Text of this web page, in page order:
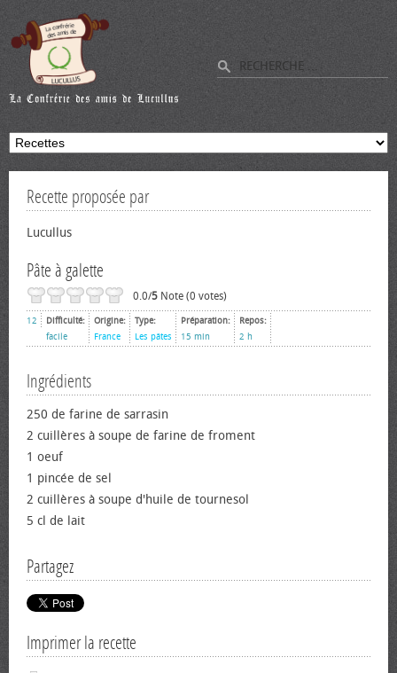
Recette proposée par
Lucullus
Pâte à galette
0.0/5 Note (0 votes)
12
Difficulté:
facile
Origine:
France
Type:
Les pâtes
Préparation:
15 min
Repos:
2 h
Ingrédients
250 de farine de sarrasin
2 cuillères à soupe de farine de froment
1 œuf
1 pincée de sel
2 cuillères à soupe d'huile de tournesol
5 cl de lait
Partagez
Imprimer la recette